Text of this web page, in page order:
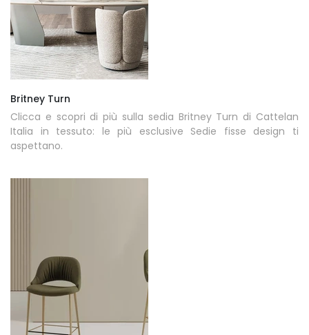
Britney Turn
Clicca e scopri di più sulla sedia Britney Turn di Cattelan
Italia in tessuto: le più esclusive Sedie fisse design ti
aspettano.